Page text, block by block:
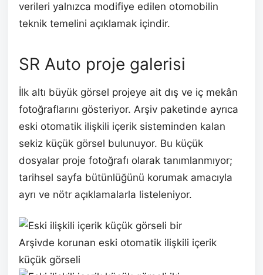
verileri yalnızca modifiye edilen otomobilin
teknik temelini açıklamak içindir.
SR Auto proje galerisi
İlk altı büyük görsel projeye ait dış ve iç mekân
fotoğraflarını gösteriyor. Arşiv paketinde ayrıca
eski otomatik ilişkili içerik sisteminden kalan
sekiz küçük görsel bulunuyor. Bu küçük
dosyalar proje fotoğrafı olarak tanımlanmıyor;
tarihsel sayfa bütünlüğünü korumak amacıyla
ayrı ve nötr açıklamalarla listeleniyor.
Arşivde korunan eski otomatik ilişkili içerik
küçük görseli